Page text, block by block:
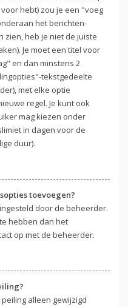
hebt) zou je een "voeg
het berichten-
zien, heb je niet de juiste
Je moet een titel voor
en dan minstens 2
tekstgedeelte
met elke optie
regel. Je kunt ook
mag kiezen onder
in dagen voor de
duur).
toevoegen?
door de beheerder.
hebben dan het
op met de beheerder.
alleen gewijzigd